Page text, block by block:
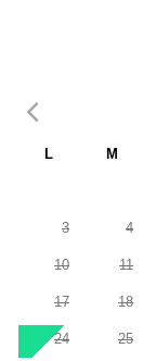
L M
3 4
10 11
17 18
24 25